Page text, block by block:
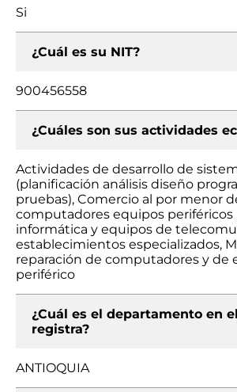
Si
¿Cuál es su NIT?
900456558
¿Cuáles son sus actividades
Actividades de desarrollo de
(planificación análisis diseño
pruebas), Comercio al por menor
computadores equipos periféricos
informática y equipos de
establecimientos especializados,
reparación de computadores y de
periférico
¿Cuál es el departamento en
registra?
ANTIOQUIA